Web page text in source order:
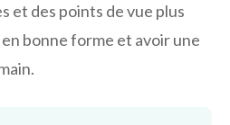
et des points de vue plus
bonne forme et avoir une